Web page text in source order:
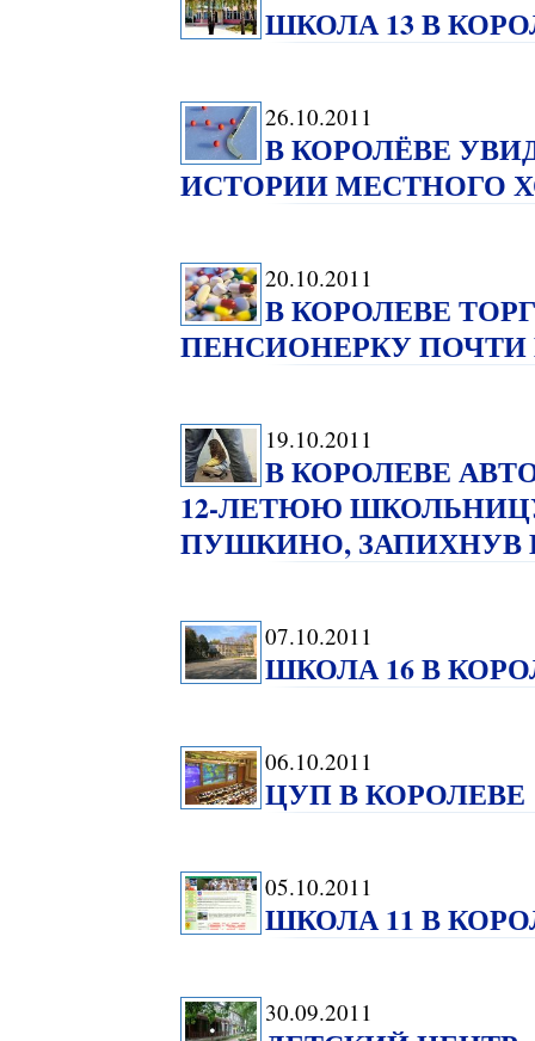
ШКОЛА 13 В
26.10.2011
В КОРОЛЁВЕ
ИСТОРИИ МЕСТНОГО
20.10.2011
В КОРОЛЕВЕ
ПЕНСИОНЕРКУ
19.10.2011
В КОРОЛЕВЕ
12-ЛЕТЮЮ
ПУШКИНО, ЗАПИХНУВ
07.10.2011
ШКОЛА 16 В
06.10.2011
ЦУП В КОРОЛЕВЕ
05.10.2011
ШКОЛА 11 В
30.09.2011